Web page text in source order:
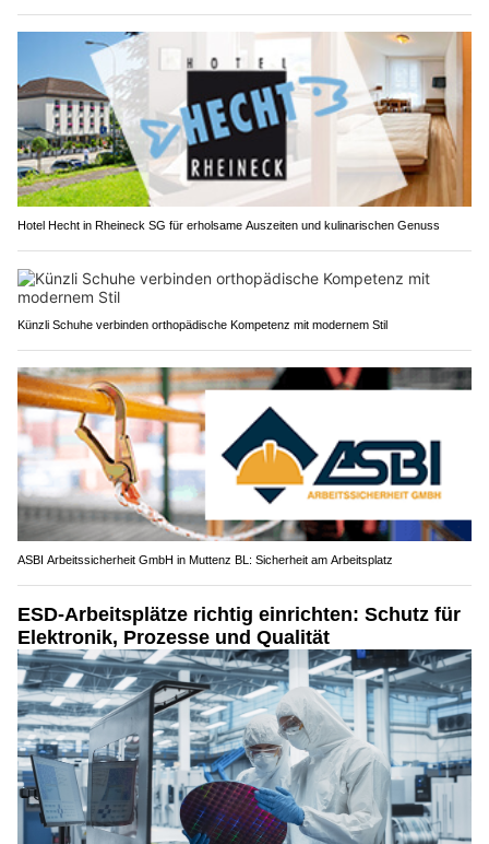
Hotel Hecht in Rheineck SG für erholsame Auszeiten und kulinarischen Genuss
Künzli Schuhe verbinden orthopädische Kompetenz mit modernem Stil
ASBI Arbeitssicherheit GmbH in Muttenz BL: Sicherheit am Arbeitsplatz
ESD-Arbeitsplätze richtig einrichten: Schutz für
Elektronik, Prozesse und Qualität